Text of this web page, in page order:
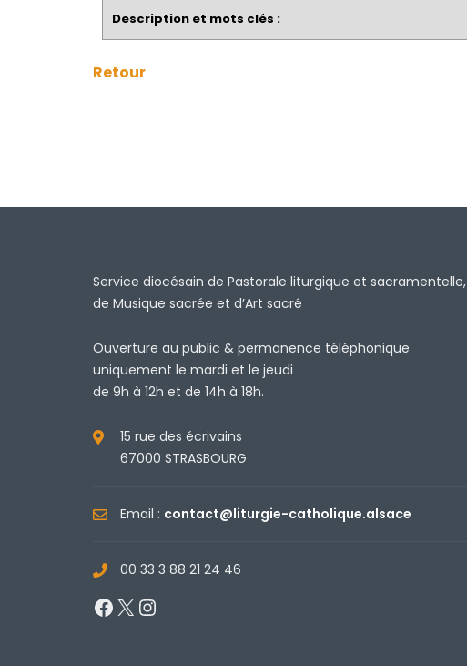
Description et mots clés :
Retour
Service diocésain de Pastorale liturgique et sacramentelle,
de Musique sacrée et d’Art sacré
Ouverture au public & permanence téléphonique
uniquement le mardi et le jeudi
de 9h à 12h et de 14h à 18h.
15 rue des écrivains
67000 STRASBOURG
Email : contact@liturgie-catholique.alsace
00 33 3 88 21 24 46
Facebook
X